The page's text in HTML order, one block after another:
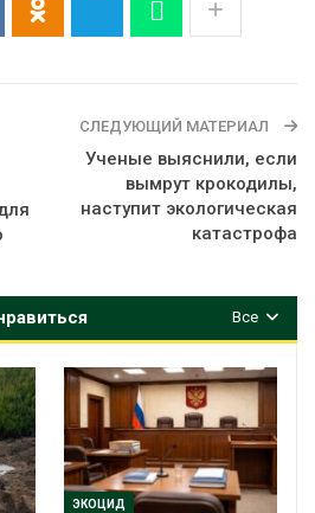
СЛЕДУЮЩИЙ МАТЕРИАЛ
Ученые выяснили, если
вымрут крокодилы,
наступит экологическая
катастрофа
Все
ЭКОЦИД